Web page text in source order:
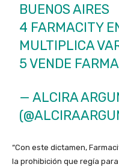
BUENOS AIRES
4 FARMACITY
MULTIPLICA
5 VENDE
— ALCIRA
“Con este dictamen,
la prohibición que regía